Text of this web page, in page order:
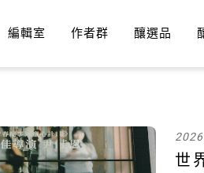
編輯室 作者群 釀選品
世